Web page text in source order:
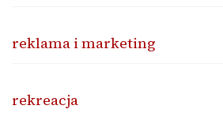
reklama i marketing
rekreacja